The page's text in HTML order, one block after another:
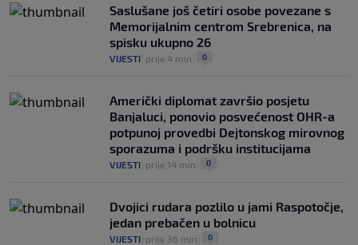
Saslušane još četiri osobe povezane s
Memorijalnim centrom Srebrenica, na
spisku ukupno 26
VIJESTI prije 4 min 0
Američki diplomat završio posjetu
Banjaluci, ponovio posvećenost OHR-a
potpunoj provedbi Dejtonskog mirovnog
sporazuma i podršku institucijama
VIJESTI prije 14 min 0
Dvojici rudara pozlilo u jami Raspotočje,
jedan prebačen u bolnicu
VIJESTI prije 36 min 0